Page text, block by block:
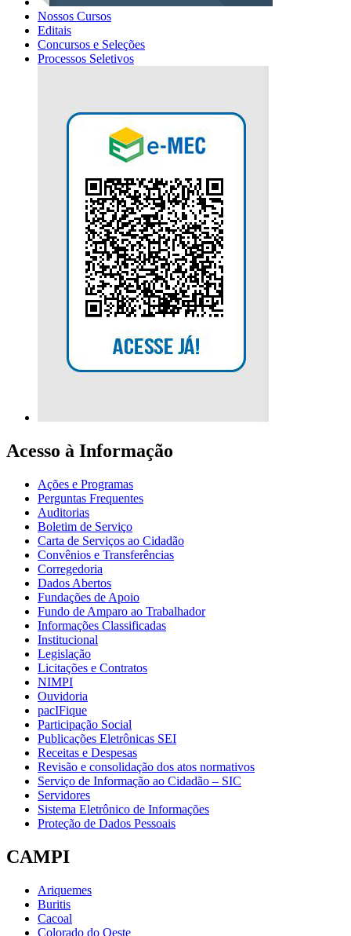
Nossos Cursos
Editais
Concursos e Seleções
Processos Seletivos
Acesso à Informação
Ações e Programas
Perguntas Frequentes
Auditorias
Boletim de Serviço
Carta de Serviços ao Cidadão
Convênios e Transferências
Corregedoria
Dados Abertos
Fundações de Apoio
Fundo de Amparo ao Trabalhador
Informações Classificadas
Institucional
Legislação
Licitações e Contratos
NIMPI
Ouvidoria
pacIFique
Participação Social
Publicações Eletrônicas SEI
Receitas e Despesas
Revisão e consolidação dos atos normativos
Serviço de Informação ao Cidadão – SIC
Servidores
Sistema Eletrônico de Informações
Proteção de Dados Pessoais
CAMPI
Ariquemes
Buritis
Cacoal
Colorado do Oeste